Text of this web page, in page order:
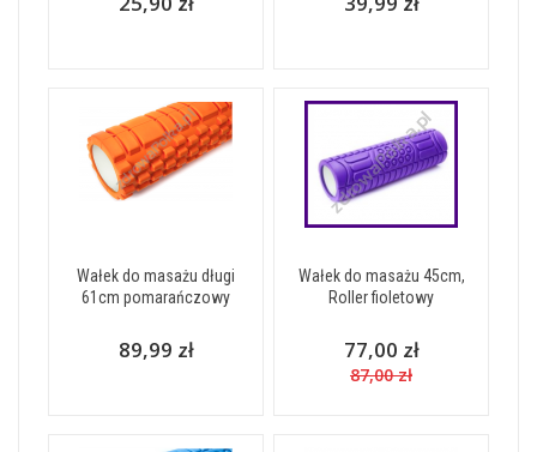
Wałek do masażu długi
61cm pomarańczowy
89,99 zł
Wałek do masażu 45cm,
Roller fioletowy
77,00 zł
87,00 zł